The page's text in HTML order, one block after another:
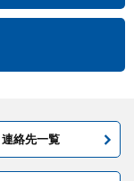
連絡先一覧